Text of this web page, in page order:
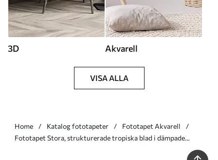
3D Akvarell
VISA ALLA
Home Katalog fototapeter
Fototapet Akvarell
Fototapet Stora, strukturerade tropiska blad i dämpade